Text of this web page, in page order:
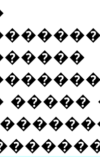
�����